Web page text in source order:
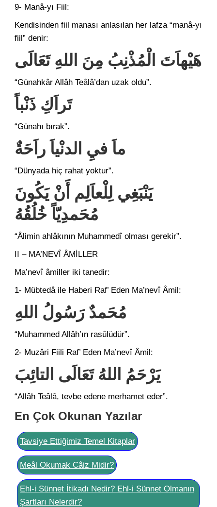
9- Manâ-yı Fiil:
Kendisinden fiil manası anlasılan her lafza “manâ-yı
fiil” denir:
هَيْهاَتَ الْمُذْنِبُ مِنَ اللهِ تَعَالَى
“Günahkâr Allâh Teâlâ’dan uzak oldu”.
تَراَكِ ذَنْباً
“Günahı bırak”.
ماَ فيِ الدنْياَ راَحَةٌ
“Dünyada hiç rahat yoktur”.
يَنْبَغِي لِلْعاَلِِم أَنْ يَكُونَ
مُحَمدِيّاً خُلُقُهُ
“Âlimin ahlâkının Muhammedî olması gerekir”.
II – MA’NEVÎ ÂMİLLER
Ma’nevî âmiller iki tanedir:
1- Mübtedâ ile Haberi Raf’ Eden Ma’nevî Âmil:
مُحَمدٌ رَسُولُ اللهِ
“Muhammed Allâh’ın rasûlüdür”.
2- Muzâri Fiili Raf’ Eden Ma’nevî Âmil:
يَرْحَمُ اللهُ تَعَالَى التائِبَ
“Allâh Teâlâ, tevbe edene merhamet eder”.
En Çok Okunan Yazılar
Tavsiye Ettiğimiz Temel Kitaplar
Meâl Okumak Câiz Midir?
Ehl-i Sünnet İtikadı Nedir? Ehl-i Sünnet Olmanın
Şartları Nelerdir?